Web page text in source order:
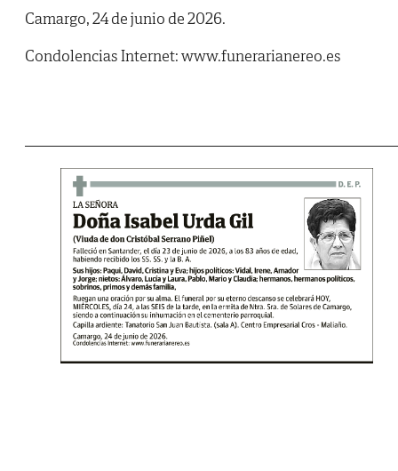
Camargo, 24 de junio de 2026.
Condolencias Internet: www.funerarianereo.es